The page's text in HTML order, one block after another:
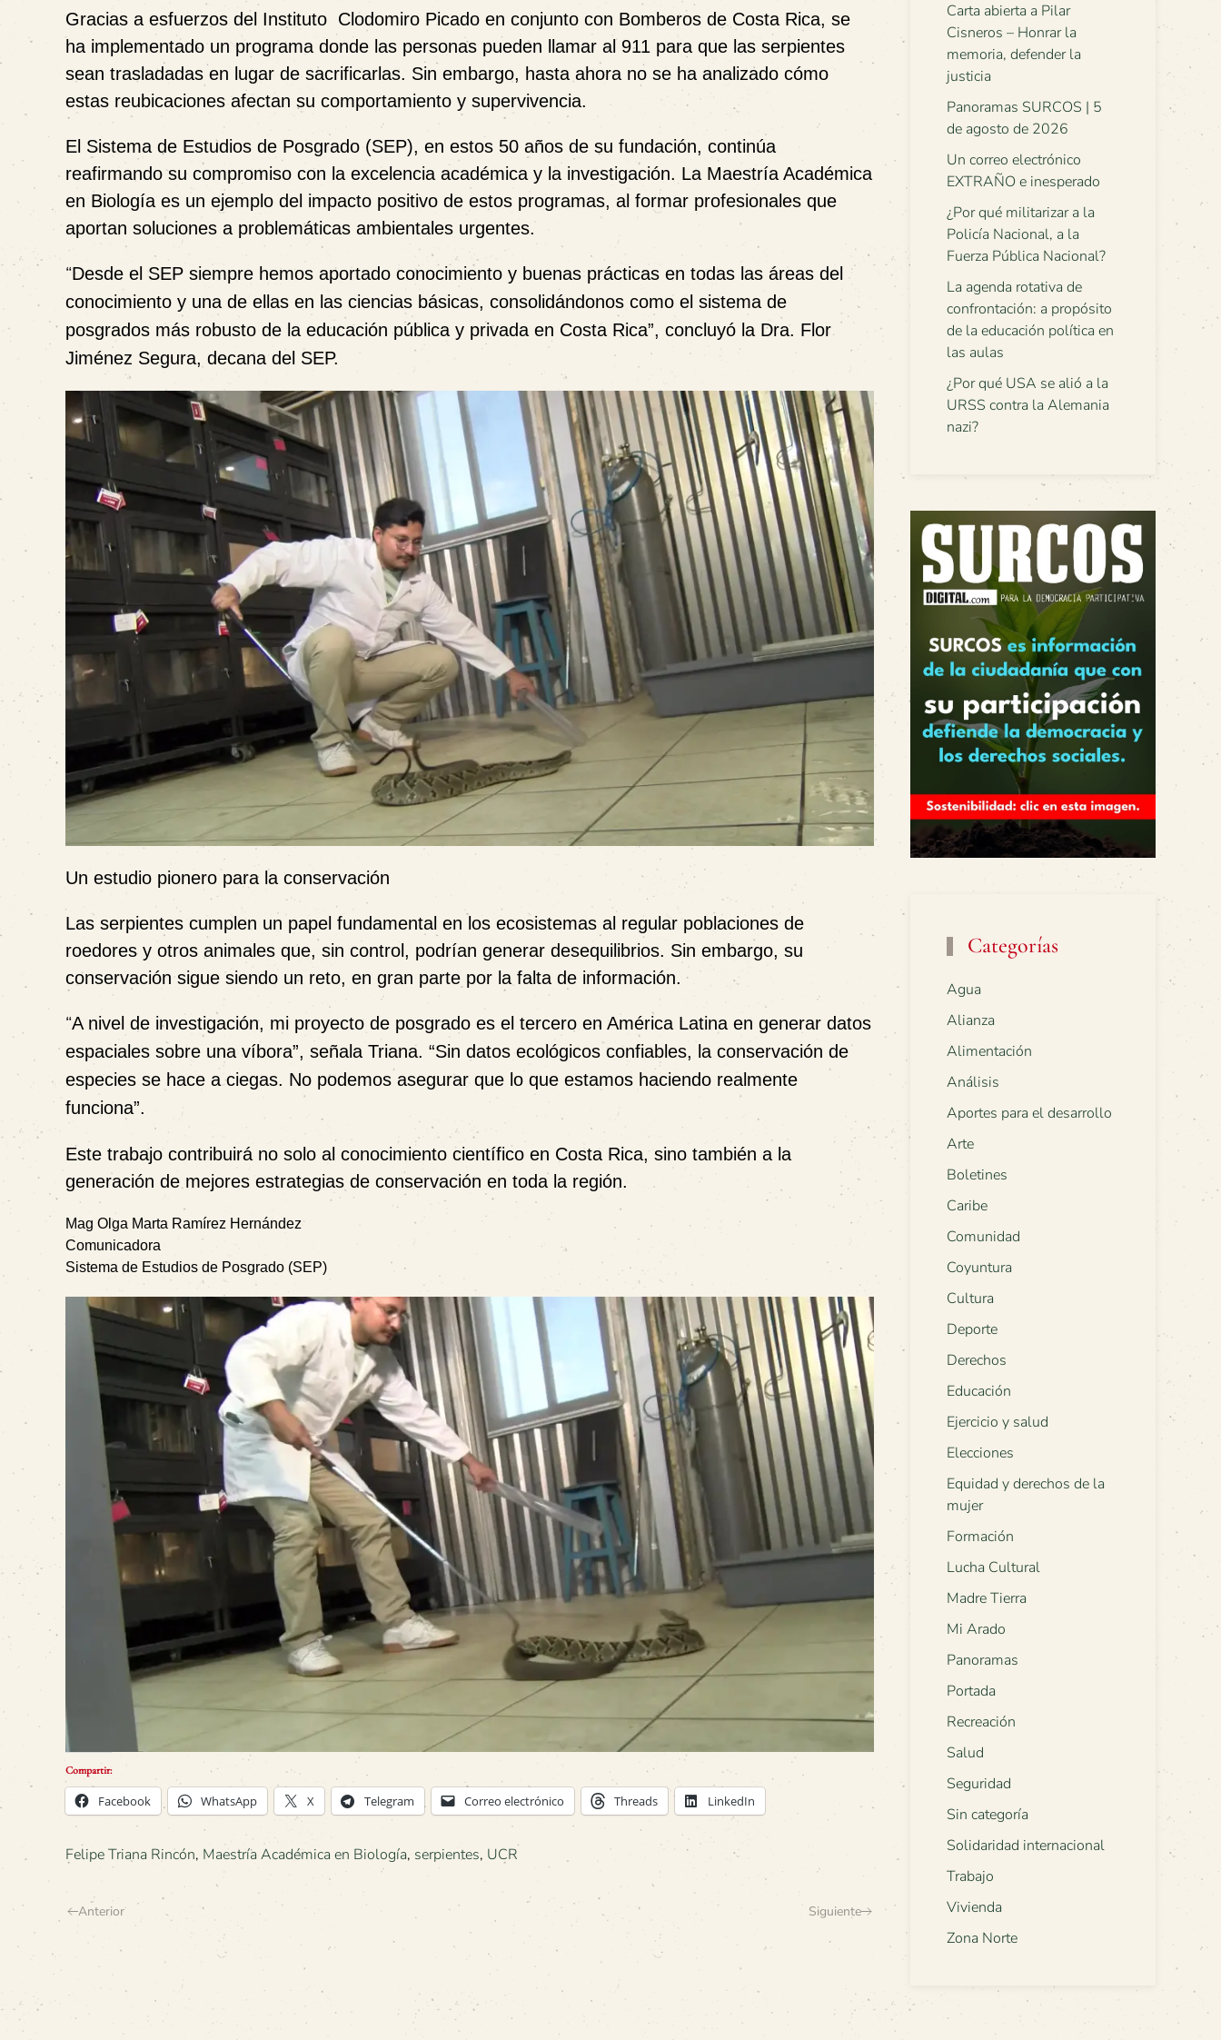
Gracias a esfuerzos del Instituto Clodomiro Picado en conjunto con Bomberos de Costa Rica, se
ha implementado un programa donde las personas pueden llamar al 911 para que las serpientes
sean trasladadas en lugar de sacrificarlas. Sin embargo, hasta ahora no se ha analizado cómo
estas reubicaciones afectan su comportamiento y supervivencia.
El Sistema de Estudios de Posgrado (SEP), en estos 50 años de su fundación, continúa
reafirmando su compromiso con la excelencia académica y la investigación. La Maestría Académica
en Biología es un ejemplo del impacto positivo de estos programas, al formar profesionales que
aportan soluciones a problemáticas ambientales urgentes.
“Desde el SEP siempre hemos aportado conocimiento y buenas prácticas en todas las áreas del
conocimiento y una de ellas en las ciencias básicas, consolidándonos como el sistema de
posgrados más robusto de la educación pública y privada en Costa Rica”, concluyó la Dra. Flor
Jiménez Segura, decana del SEP.
Un estudio pionero para la conservación
Las serpientes cumplen un papel fundamental en los ecosistemas al regular poblaciones de
roedores y otros animales que, sin control, podrían generar desequilibrios. Sin embargo, su
conservación sigue siendo un reto, en gran parte por la falta de información.
“A nivel de investigación, mi proyecto de posgrado es el tercero en América Latina en generar datos
espaciales sobre una víbora”, señala Triana. “Sin datos ecológicos confiables, la conservación de
especies se hace a ciegas. No podemos asegurar que lo que estamos haciendo realmente
funciona”.
Este trabajo contribuirá no solo al conocimiento científico en Costa Rica, sino también a la
generación de mejores estrategias de conservación en toda la región.
Mag Olga Marta Ramírez Hernández
Comunicadora
Sistema de Estudios de Posgrado (SEP)
Compartir:
Facebook WhatsApp X Telegram Correo electrónico Threads LinkedIn
Felipe Triana Rincón, Maestría Académica en Biología, serpientes, UCR
Anterior Siguiente
Carta abierta a Pilar
Cisneros – Honrar la
memoria, defender la
justicia
Panoramas SURCOS | 5
de agosto de 2026
Un correo electrónico
EXTRAÑO e inesperado
¿Por qué militarizar a la
Policía Nacional, a la
Fuerza Pública Nacional?
La agenda rotativa de
confrontación: a propósito
de la educación política en
las aulas
¿Por qué USA se alió a la
URSS contra la Alemania
nazi?
Categorías
Agua
Alianza
Alimentación
Análisis
Aportes para el desarrollo
Arte
Boletines
Caribe
Comunidad
Coyuntura
Cultura
Deporte
Derechos
Educación
Ejercicio y salud
Elecciones
Equidad y derechos de la
mujer
Formación
Lucha Cultural
Madre Tierra
Mi Arado
Panoramas
Portada
Recreación
Salud
Seguridad
Sin categoría
Solidaridad internacional
Trabajo
Vivienda
Zona Norte